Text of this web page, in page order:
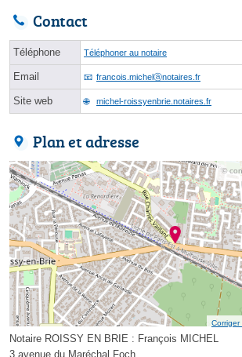
Contact
Téléphone Téléphoner au notaire
Email francois.michelⓐnotaires.fr
Site web michel-roissyenbrie.notaires.fr
Plan et adresse
©
Corriger
Notaire ROISSY EN BRIE : François MICHEL
3 avenue du Maréchal Foch